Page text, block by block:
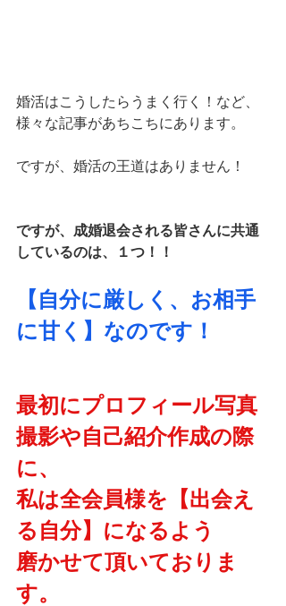
婚活はこうしたらうまく行く！など、
様々な記事があちこちにあります。
ですが、婚活の王道はありません！
ですが、成婚退会される皆さんに共通
しているのは、１つ！！
【自分に厳しく、お相手
に甘く】なのです！
最初にプロフィール写真
撮影や自己紹介作成の際
に、
私は全会員様を【出会え
る自分】になるよう
磨かせて頂いておりま
す。